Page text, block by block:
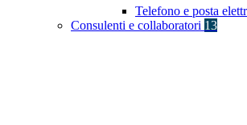
Telefono e posta
Consulenti e collaboratori 13